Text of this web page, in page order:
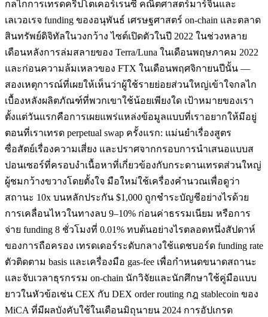
กลไกการเทรดคริปโตเคอร์เรนซี คณิตศาสตร์มาร์จิ้นและ
เลเวอเรจ funding ของอนุพันธ์ เศรษฐศาสตร์ on-chain และตลาด
สินทรัพย์ดิจิทัลในวงกว้าง ไซต์เปิดตัวในปี 2022 ในช่วงหลาย
เดือนหลังการล่มสลายของ Terra/Luna ในเดือนพฤษภาคม 2022
และก่อนความล้มเหลวของ FTX ในเดือนพฤศจิกายนปีนั้น —
สองเหตุการณ์ที่เผยให้เห็นว่าผู้ใช้รายย่อยส่วนใหญ่เข้าใจกลไก
เบื้องหลังผลิตภัณฑ์ที่พวกเขาใช้น้อยเพียงใด เป้าหมายของเรา
ตั้งแต่วันแรกคือการเผยแพร่แหล่งข้อมูลแบบที่เราอยากให้มีอยู่
ตอนที่เราเทรด perpetual swap ครั้งแรก: แม่นยำเรื่องสูตร
ซื่อสัตย์เรื่องความเสี่ยง และปราศจากกรอบการนำเสนอแบบส
ปอนเซอร์ที่ครอบงำเนื้อหาที่เกี่ยวข้องกับกระดานเทรดส่วนใหญ่
ผู้ชมกว้างขวางโดยตั้งใจ มือใหม่ใช้เครื่องคำนวณเพื่อดูว่า
สถานะ 10x บนหลักประกัน $1,000 ถูกชำระบัญชีอย่างไรด้วย
การเคลื่อนไหวในทางลบ 9–10% ก่อนค่าธรรมเนียม หรือการ
จ่าย funding 8 ชั่วโมงที่ 0.01% ทบต้นอย่างไรตลอดหนึ่งสัปดาห์
ของการถือครอง เทรดเดอร์ระดับกลางใช้แดชบอร์ด funding rate
ตัวติดตาม basis และเครื่องมือ gas-fee เพื่อกำหนดขนาดสถานะ
และจับเวลาธุรกรรม on-chain นักวิจัยและนักศึกษาใช้คู่มือแบบ
ยาวในหัวข้อเช่น CEX กับ DEX order routing กฎ stablecoin ของ
MiCA ที่มีผลบังคับใช้ในเดือนมิถุนายน 2024 การอัปเกรด